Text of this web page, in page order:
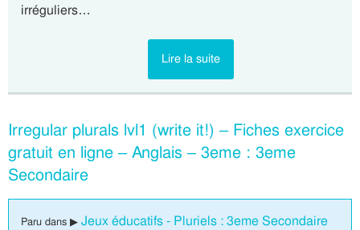
irréguliers…
Lire la suite
Irregular plurals lvl1 (write it!) – Fiches exercice
gratuit en ligne – Anglais – 3eme : 3eme
Secondaire
Paru dans ▶ Jeux éducatifs - Pluriels : 3eme Secondaire